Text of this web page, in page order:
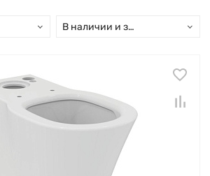
В наличии и заказ свыше 15 дн